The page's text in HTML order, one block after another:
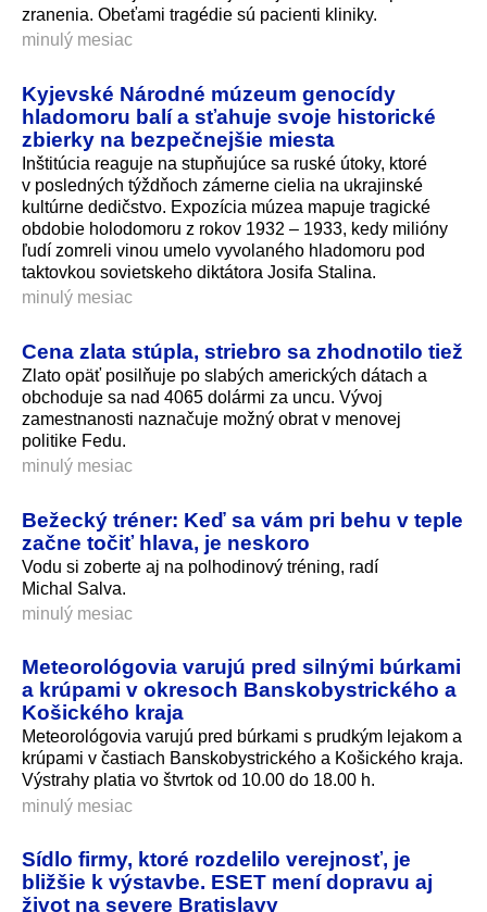
zranenia. Obeťami tragédie sú pacienti kliniky.
minulý mesiac
Kyjevské Národné múzeum genocídy
hladomoru balí a sťahuje svoje historické
zbierky na bezpečnejšie miesta
Inštitúcia reaguje na stupňujúce sa ruské útoky, ktoré
v posledných týždňoch zámerne cielia na ukrajinské
kultúrne dedičstvo. Expozícia múzea mapuje tragické
obdobie holodomoru z rokov 1932 – 1933, kedy milióny
ľudí zomreli vinou umelo vyvolaného hladomoru pod
taktovkou sovietskeho diktátora Josifa Stalina.
minulý mesiac
Cena zlata stúpla, striebro sa zhodnotilo tiež
Zlato opäť posilňuje po slabých amerických dátach a
obchoduje sa nad 4065 dolármi za uncu. Vývoj
zamestnanosti naznačuje možný obrat v menovej
politike Fedu.
minulý mesiac
Bežecký tréner: Keď sa vám pri behu v teple
začne točiť hlava, je neskoro
Vodu si zoberte aj na polhodinový tréning, radí
Michal Salva.
minulý mesiac
Meteorológovia varujú pred silnými búrkami
a krúpami v okresoch Banskobystrického a
Košického kraja
Meteorológovia varujú pred búrkami s prudkým lejakom a
krúpami v častiach Banskobystrického a Košického kraja.
Výstrahy platia vo štvrtok od 10.00 do 18.00 h.
minulý mesiac
Sídlo firmy, ktoré rozdelilo verejnosť, je
bližšie k výstavbe. ESET mení dopravu aj
život na severe Bratislavy